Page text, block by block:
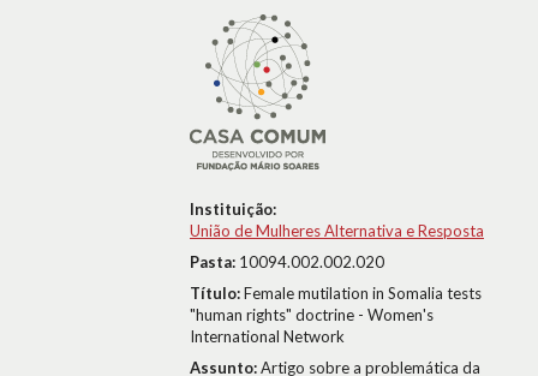
Instituição:
União de Mulheres Alternativa e Resposta
Pasta: 10094.002.002.020
Título:Female mutilation in Somalia tests
"human rights" doctrine - Women's
International Network
Assunto:Artigo sobre a problemática da